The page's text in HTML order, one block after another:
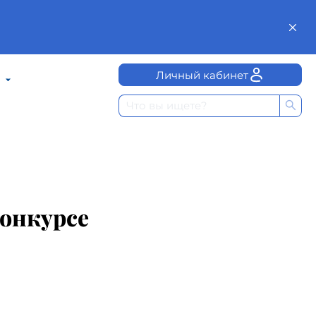
Личный кабинет